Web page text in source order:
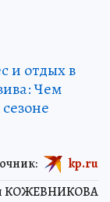
и отдых в
Чем
КОЖЕВНИКОВА
kp.ru